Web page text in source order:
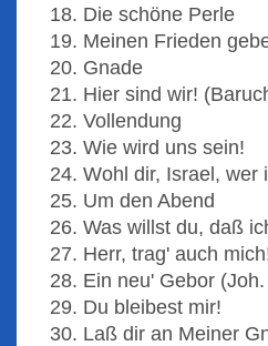
18. Die schöne Perle
19. Meinen Frieden
20. Gnade
21. Hier sind wir!
22. Vollendung
23. Wie wird uns sein!
24. Wohl dir, Israel, wer
25. Um den Abend
26. Was willst du, daß
27. Herr, trag' auch
28. Ein neu' Gebor
29. Du bleibest mir!
30. Laß dir an Meiner